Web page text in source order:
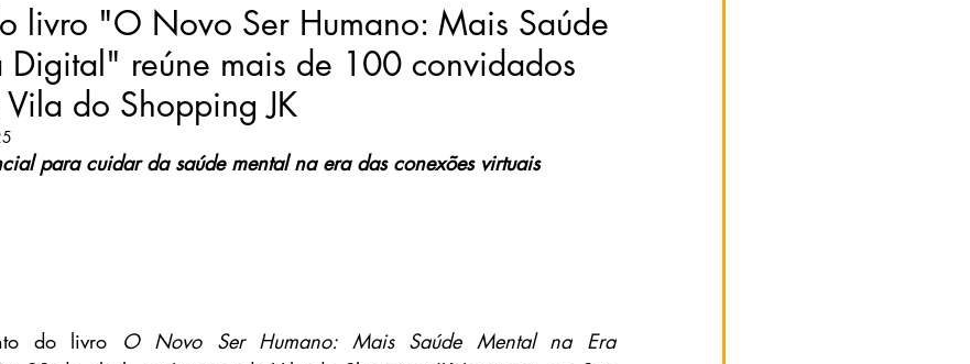
livro "O Novo Ser Humano: Mais Saúde
Digital" reúne mais de 100 convidados
do Shopping JK
para cuidar da saúde mental na era das conexões virtuais
do livro O Novo Ser Humano: Mais Saúde Mental na Era